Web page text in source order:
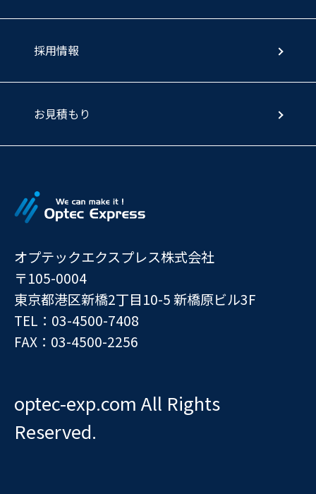
採用情報
お見積もり
オプテックエクスプレス株式会社
〒105-0004
東京都港区新橋2丁目10-5 新橋原ビル3F
TEL：03-4500-7408
FAX：03-4500-2256
optec-exp.com All Rights
Reserved.